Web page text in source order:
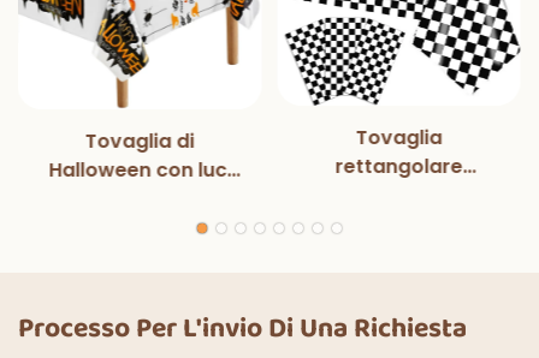
Tovaglia di
Halloween con luci
decorazioni per
cucina, decorazioni
per la casa
Tovaglia
rettangolare
nero con luci
decorazioni
classiche per interni
Processo Per L'invio Di Una Richiesta